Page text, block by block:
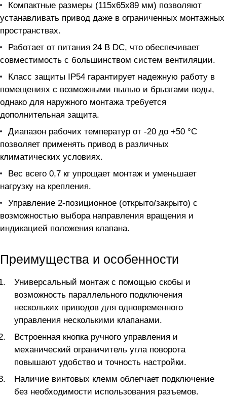
Компактные размеры (115x65x89 мм) позволяют
устанавливать привод даже в ограниченных монтажных
пространствах.
Работает от питания 24 В DC, что обеспечивает
совместимость с большинством систем вентиляции.
Класс защиты IP54 гарантирует надежную работу в
помещениях с возможными пылью и брызгами воды,
однако для наружного монтажа требуется
дополнительная защита.
Диапазон рабочих температур от -20 до +50 °C
позволяет применять привод в различных
климатических условиях.
Вес всего 0,7 кг упрощает монтаж и уменьшает
нагрузку на крепления.
Управление 2-позиционное (открыто/закрыто) с
возможностью выбора направления вращения и
индикацией положения клапана.
Преимущества и особенности
Универсальный монтаж с помощью скобы и
возможность параллельного подключения
нескольких приводов для одновременного
управления несколькими клапанами.
Встроенная кнопка ручного управления и
механический ограничитель угла поворота
повышают удобство и точность настройки.
Наличие винтовых клемм облегчает подключение
без необходимости использования разъемов.